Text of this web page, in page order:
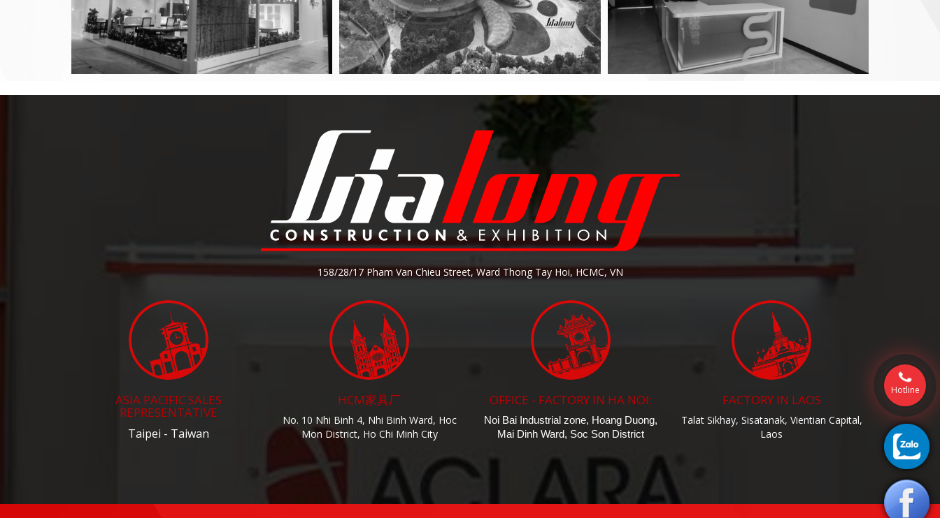
158/28/17 Pham Van Chieu Street, Ward Thong Tay Hoi, HCMC, VN
ASIA PACIFIC SALES
REPRESENTATIVE
Taipei - Taiwan
HCM家具厂
No. 10 Nhi Binh 4, Nhi Binh Ward, Hoc
Mon District, Ho Chi Minh City
OFFICE - FACTORY IN HA NOI:
Noi Bai Industrial zone, Hoang Duong,
Mai Dinh Ward, Soc Son District
FACTORY IN LAOS
Talat Sikhay, Sisatanak, Vientian Capital,
Laos
Hotline